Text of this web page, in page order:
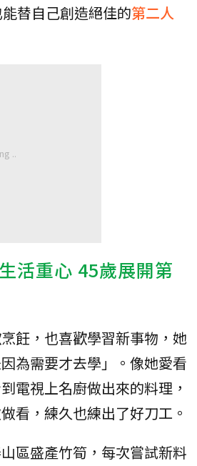
替自己創造絕佳的第二人
活重心 45歲展開第
飪，也喜歡學習新事物，她
為需要才去學」。像她愛看
電視上名廚做出來的料理，
看，練久也練出了好刀工。
區盛產竹筍，每次嘗試新料